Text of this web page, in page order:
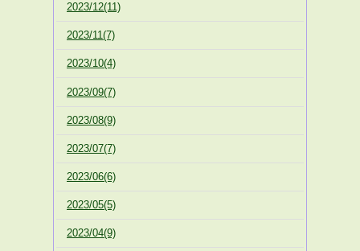
2023/12(11)
2023/11(7)
2023/10(4)
2023/09(7)
2023/08(9)
2023/07(7)
2023/06(6)
2023/05(5)
2023/04(9)